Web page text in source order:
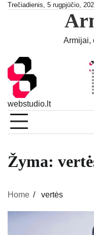
SkipTrečiadienis, 5 rugpjūčio,
Armijai,
webstudio.lt
Žyma:
Home vertės